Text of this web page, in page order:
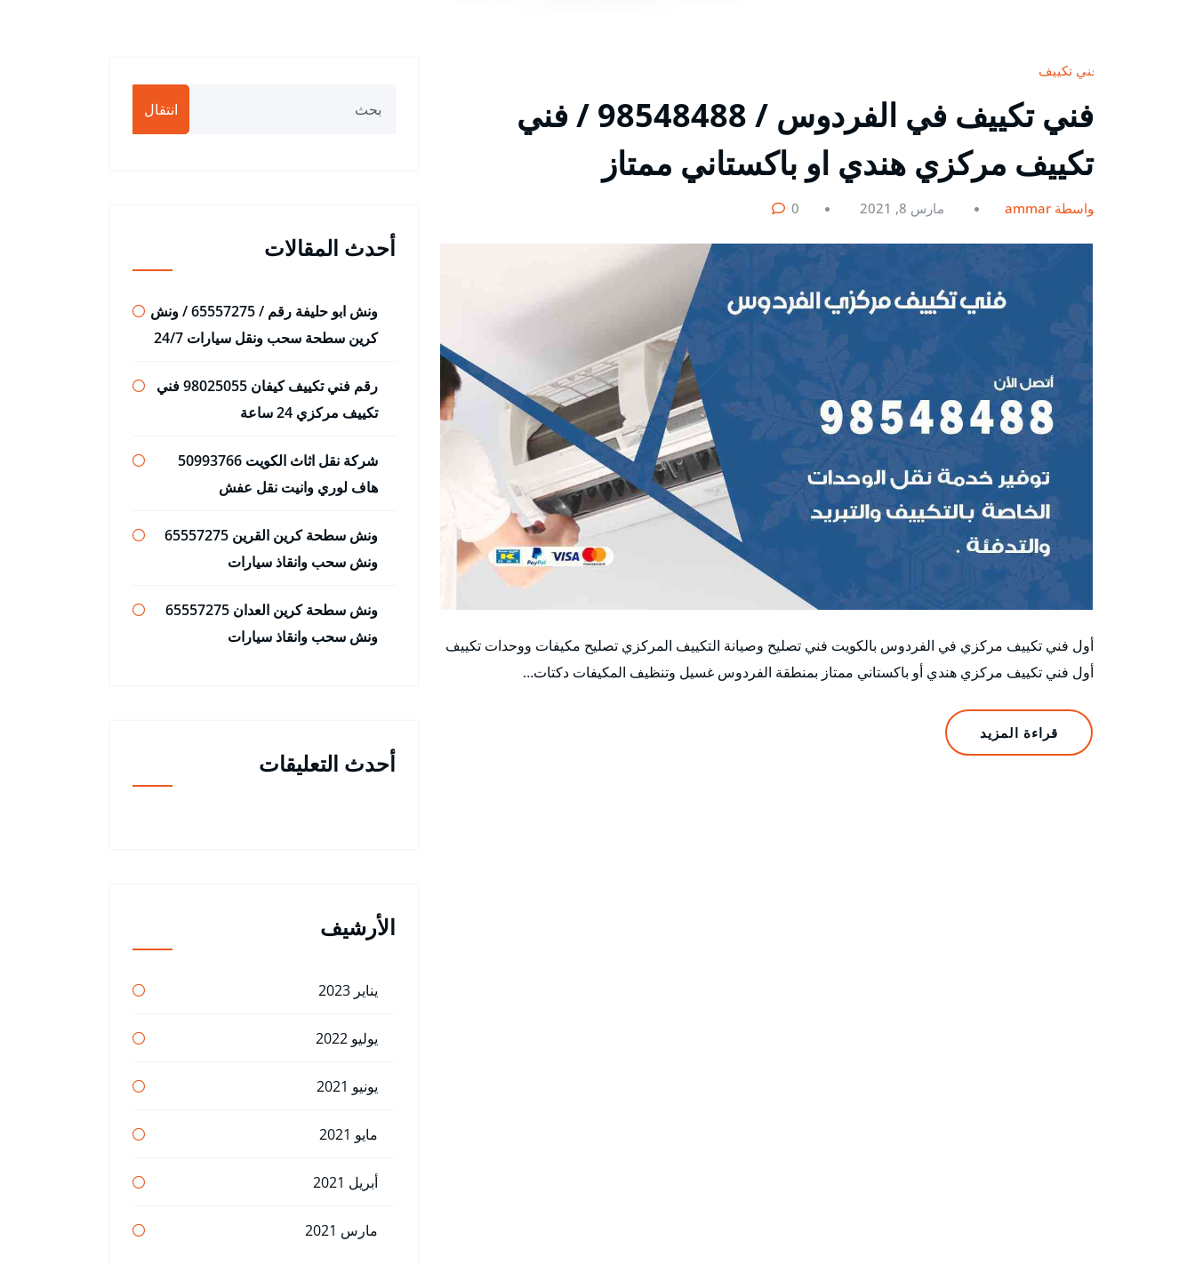
فني تكييف
فني تكييف في الفردوس / 98548488 / فني
تكييف مركزي هندي او باكستاني ممتاز
بواسطة ammar مارس 8, 2021 0
أول فني تكييف مركزي في الفردوس بالكويت فني تصليح وصيانة التكييف المركزي تصليح مكيفات ووحدات تكييف
أول فني تكييف مركزي هندي أو باكستاني ممتاز بمنطقة الفردوس غسيل وتنظيف المكيفات دكتات…
قراءة المزيد
انتقال
أحدث المقالات
ونش ابو حليفة رقم / 65557275 / ونش
كرين سطحة سحب ونقل سيارات 24/7
رقم فني تكييف كيفان 98025055 فني
تكييف مركزي 24 ساعة
شركة نقل اثاث الكويت 50993766
هاف لوري وانيت نقل عفش
ونش سطحة كرين القرين 65557275
ونش سحب وانقاذ سيارات
ونش سطحة كرين العدان 65557275
ونش سحب وانقاذ سيارات
أحدث التعليقات
الأرشيف
يناير 2023
يوليو 2022
يونيو 2021
مايو 2021
أبريل 2021
مارس 2021